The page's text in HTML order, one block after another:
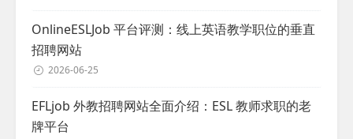
OnlineESLJob 平台评测：线上英语教学职位的垂直
招聘网站
2026-06-25
EFLjob 外教招聘网站全面介绍：ESL 教师求职的老
牌平台